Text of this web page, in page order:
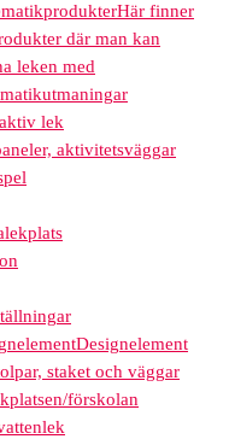
Här finner
där man kan
leken med
lek
aktivitetsväggar
Designelement
staket och väggar
förskolan